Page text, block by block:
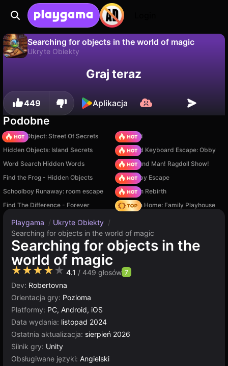
Searching for objects in the world of magic
Ukryte Obiekty
Zapisz postępy! Nie
Graj teraz
449 Aplikacja
Podobne
Hidden Object: Street Of Secrets
TB World
Hidden Objects: Island Secrets
+1 Speed Keyboard Escape: Obby
Word Search Hidden Words
Playground Man! Ragdoll Show!
Find the Frog - Hidden Objects
Your Obby Escape
Schoolboy Runaway: room escape
Stickman Rebirth
Find The Difference - Forever
My Town Home: Family Playhouse
Playgama / Ukryte Obiekty /
Searching for objects in the world of magic
Searching for objects in the
world of magic
★★★★★ 4.1 / 449 głosów 7
Dev: Robertovna
Orientacja gry: Pozioma
Platformy: PC, Android, iOS
Data wydania: listopad 2024
Ostatnia aktualizacja: sierpień 2026
Silnik gry: Unity
Obsługiwane języki: Angielski